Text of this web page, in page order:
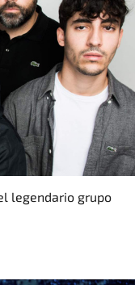
legendario grupo